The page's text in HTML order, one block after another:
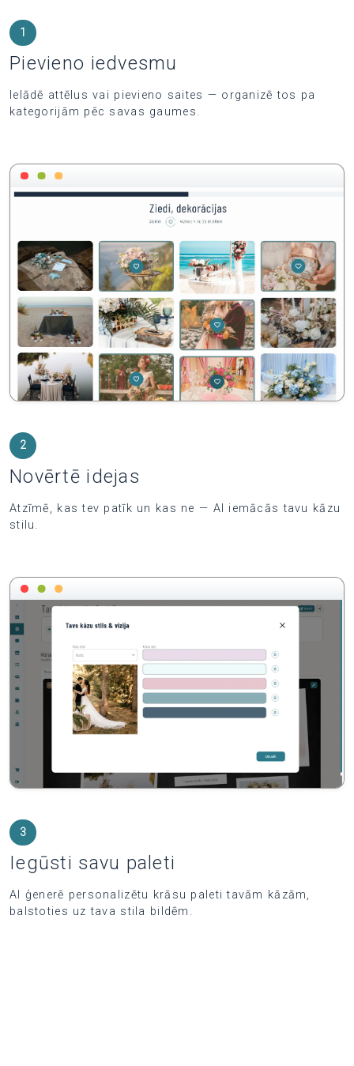
1
Pievieno iedvesmu
Ielādē attēlus vai pievieno saites — organizē tos pa
kategorijām pēc savas gaumes.
2
Novērtē idejas
Atzīmē, kas tev patīk un kas ne — AI iemācās tavu kāzu
stilu.
3
Iegūsti savu paleti
AI ģenerē personalizētu krāsu paleti tavām kāzām,
balstoties uz tava stila bildēm.